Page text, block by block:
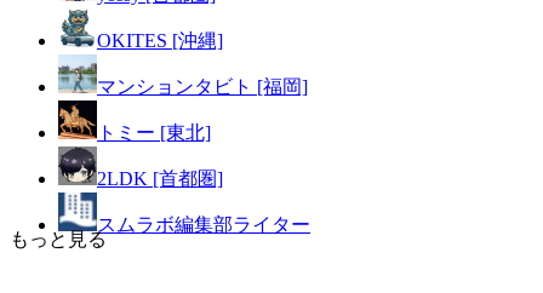
OKITES [沖縄]
マンションタビト [福岡]
トミー [東北]
2LDK [首都圏]
スムラボ編集部ライター
もっと見る